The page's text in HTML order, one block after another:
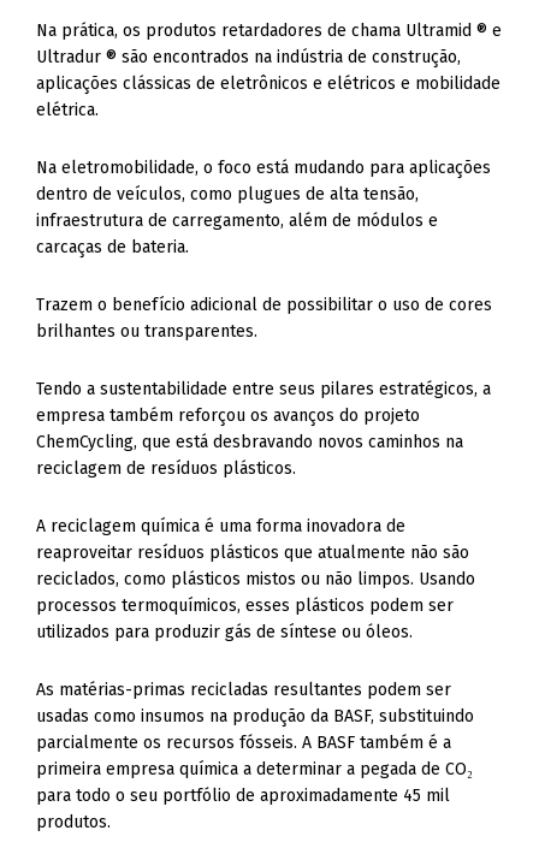
Na prática, os produtos retardadores de chama Ultramid ® e
Ultradur ® são encontrados na indústria de construção,
aplicações clássicas de eletrônicos e elétricos e mobilidade
elétrica.
Na eletromobilidade, o foco está mudando para aplicações
dentro de veículos, como plugues de alta tensão,
infraestrutura de carregamento, além de módulos e
carcaças de bateria.
Trazem o benefício adicional de possibilitar o uso de cores
brilhantes ou transparentes.
Tendo a sustentabilidade entre seus pilares estratégicos, a
empresa também reforçou os avanços do projeto
ChemCycling, que está desbravando novos caminhos na
reciclagem de resíduos plásticos.
A reciclagem química é uma forma inovadora de
reaproveitar resíduos plásticos que atualmente não são
reciclados, como plásticos mistos ou não limpos. Usando
processos termoquímicos, esses plásticos podem ser
utilizados para produzir gás de síntese ou óleos.
As matérias-primas recicladas resultantes podem ser
usadas como insumos na produção da BASF, substituindo
parcialmente os recursos fósseis. A BASF também é a
primeira empresa química a determinar a pegada de CO₂
para todo o seu portfólio de aproximadamente 45 mil
produtos.